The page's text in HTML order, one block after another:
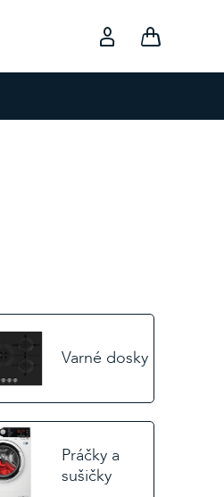
Varné dosky
Práčky a
sušičky